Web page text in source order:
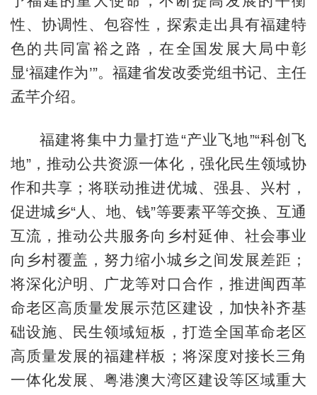
性、协调性、包容性，探索走出具有福建特
色的共同富裕之路，在全国发展大局中彰
显‘福建作为’”。福建省发改委党组书记、主任
孟芊介绍。
福建将集中力量打造“产业飞地”“科创飞
地”，推动公共资源一体化，强化民生领域协
作和共享；将联动推进优城、强县、兴村，
促进城乡“人、地、钱”等要素平等交换、互通
互流，推动公共服务向乡村延伸、社会事业
向乡村覆盖，努力缩小城乡之间发展差距；
将深化沪明、广龙等对口合作，推进闽西革
命老区高质量发展示范区建设，加快补齐基
础设施、民生领域短板，打造全国革命老区
高质量发展的福建样板；将深度对接长三角
一体化发展、粤港澳大湾区建设等区域重大